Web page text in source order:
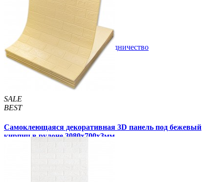
1 770 грн 2 899 грн/шт
Купить В закладки Сотрудничество
SALE
BEST
Самоклеющаяся декоративная 3D панель под бежевый
кирпич в рулоне 3080x700x3мм
450 грн